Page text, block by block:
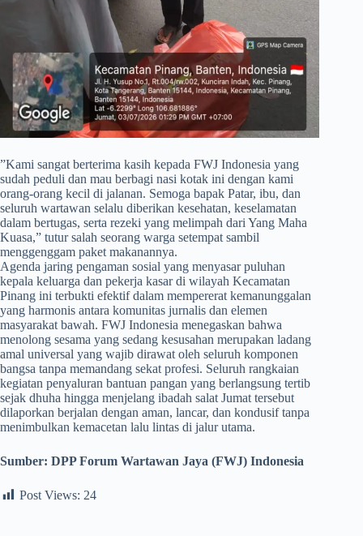
​”Kami sangat berterima kasih kepada FWJ Indonesia yang
sudah peduli dan mau berbagi nasi kotak ini dengan kami
orang-orang kecil di jalanan. Semoga bapak Patar, ibu, dan
seluruh wartawan selalu diberikan kesehatan, keselamatan
dalam bertugas, serta rezeki yang melimpah dari Yang Maha
Kuasa,” tutur salah seorang warga setempat sambil
menggenggam paket makanannya.
Agenda jaring pengaman sosial yang menyasar puluhan
kepala keluarga dan pekerja kasar di wilayah Kecamatan
Pinang ini terbukti efektif dalam mempererat kemanunggalan
yang harmonis antara komunitas jurnalis dan elemen
masyarakat bawah. FWJ Indonesia menegaskan bahwa
menolong sesama yang sedang kesusahan merupakan ladang
amal universal yang wajib dirawat oleh seluruh komponen
bangsa tanpa memandang sekat profesi. Seluruh rangkaian
kegiatan penyaluran bantuan pangan yang berlangsung tertib
sejak dhuha hingga menjelang ibadah salat Jumat tersebut
dilaporkan berjalan dengan aman, lancar, dan kondusif tanpa
menimbulkan kemacetan lalu lintas di jalur utama.
Sumber: DPP Forum Wartawan Jaya (FWJ) Indonesia
Post Views: 24